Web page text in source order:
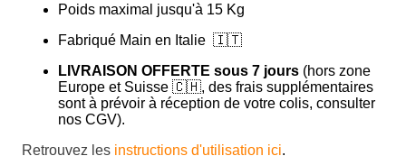
Poids maximal jusqu'à 15 Kg
Fabriqué Main en Italie 🇮🇹
LIVRAISON OFFERTE sous 7 jours (hors zone
Europe et Suisse 🇨🇭, des frais supplémentaires
sont à prévoir à réception de votre colis, consulter
nos CGV).
Retrouvez les instructions d'utilisation ici.